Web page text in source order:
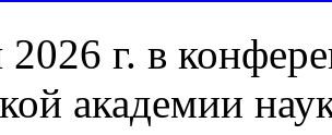
г. в
академии